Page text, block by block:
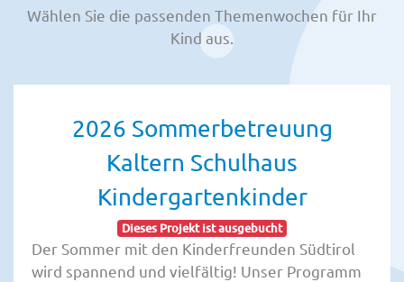
Wählen Sie die passenden Themenwochen für Ihr
Kind aus.
2026 Sommerbetreuung
Kaltern Schulhaus
Kindergartenkinder
Dieses Projekt ist ausgebucht
Der Sommer mit den Kinderfreunden Südtirol
wird spannend und vielfältig! Unser Programm